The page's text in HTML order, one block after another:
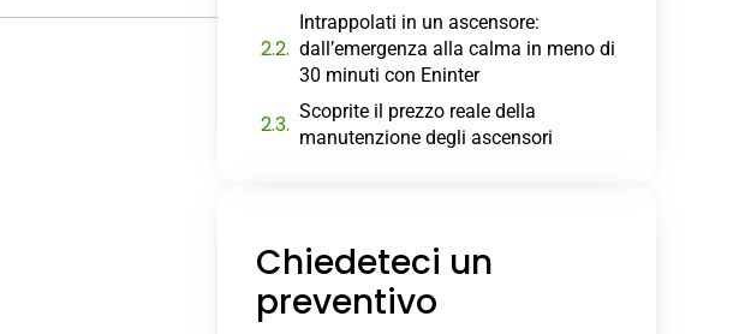
Intrappolati in un ascensore:
dall’emergenza alla calma in meno di
30 minuti con Eninter
Scoprite il prezzo reale della
manutenzione degli ascensori
Chiedeteci un
preventivo